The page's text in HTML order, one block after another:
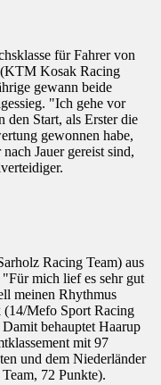
für Fahrer von
Kosak Racing
gewann beide
"Ich gehe vor
den Start, als Erster die
gewonnen habe,
Jauer gereist sind,
Racing Team) aus
mich lief es sehr gut
meinen Rhythmus
(14/Mefo Sport Racing
behauptet Haarup
mit 97
und dem Niederländer
72 Punkte).